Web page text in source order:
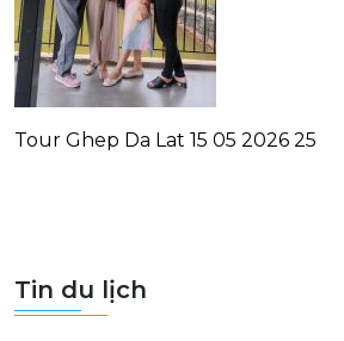
Tour Ghep Da Lat 15 05 2026 25
Tin du lịch